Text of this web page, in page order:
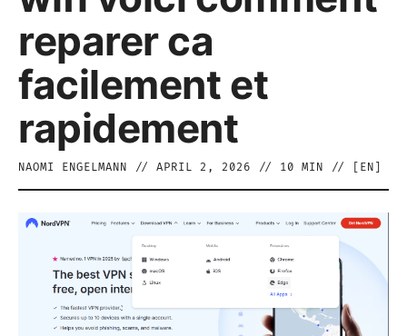
reparer ca
facilement et
rapidement
NAOMI ENGELMANN // APRIL 2, 2026 // 10 MIN // [ EN